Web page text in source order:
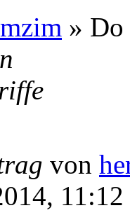
» Do
von
11:12